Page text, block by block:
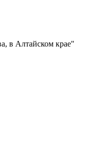
в Алтайском крае"